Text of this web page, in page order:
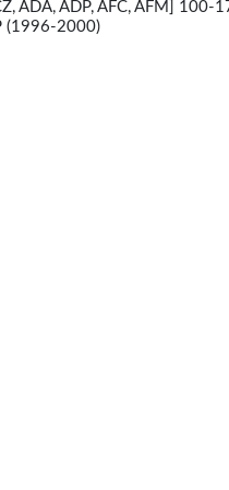
ADA, ADP, AFC, AFM] 100-
(1996-2000)